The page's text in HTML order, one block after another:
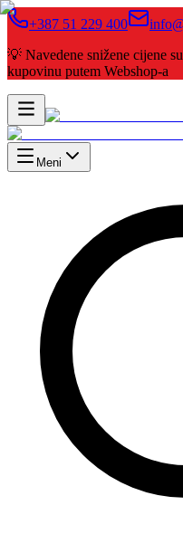
+387 51 229 400
💡 Navedene snižene cijene
kupovinu putem Webshop-a
Meni